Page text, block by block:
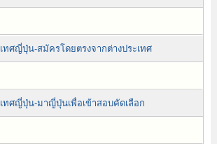
ศญี่ปุ่น-สมัครโดยตรงจากต่างประเทศ
ศญี่ปุ่น-มาญี่ปุ่นเพื่อเข้าสอบคัดเลือก